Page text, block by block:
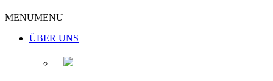
MENUMENU
ÜBER UNS